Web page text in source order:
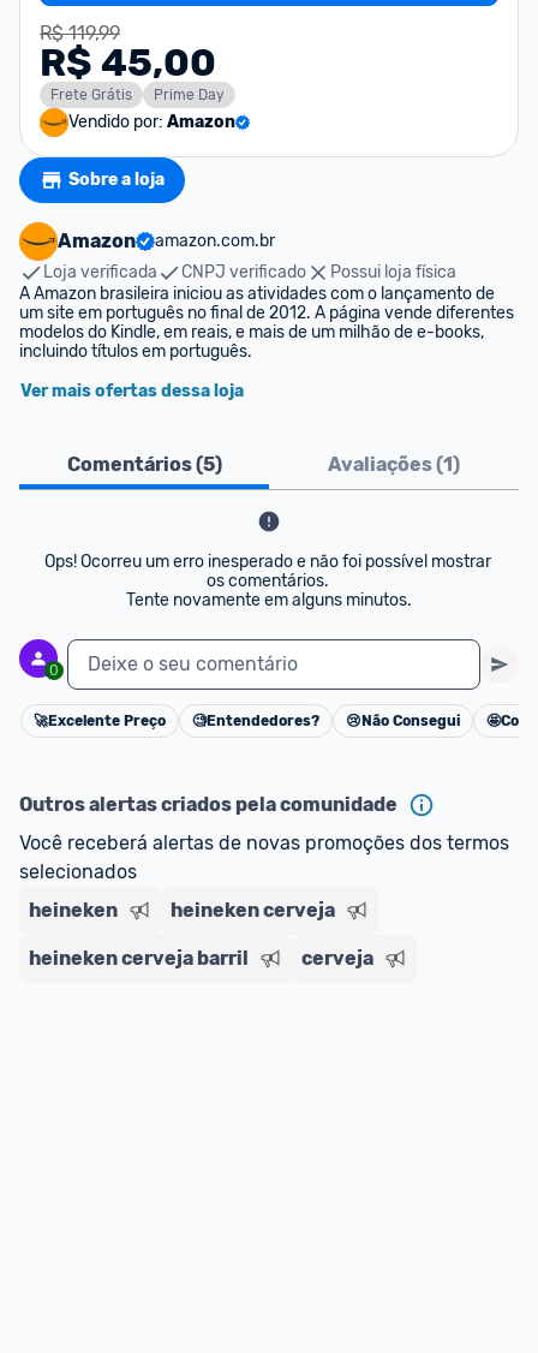
R$ 119,99
R$ 45,00
Frete Grátis Prime Day
Vendido por: Amazon
Sobre a loja
Amazon
amazon.com.br
Loja verificada
CNPJ verificado
Possui loja física
A Amazon brasileira iniciou as atividades com o lançamento de
um site em português no final de 2012. A página vende diferentes
modelos do Kindle, em reais, e mais de um milhão de e-books,
incluindo títulos em português.
Ver mais ofertas dessa loja
Comentários (5) Avaliações (1)
Ops! Ocorreu um erro inesperado e não foi possível mostrar
os comentários.
Tente novamente em alguns minutos.
0 Deixe o seu comentário
Cancelar
🚀Excelente Preço 🧐Entendedores? 😢 Não Consegui 🤩
Outros alertas criados pela comunidade
Você receberá alertas de novas promoções dos termos
selecionados
heineken
heineken cerveja
heineken cerveja barril cerveja